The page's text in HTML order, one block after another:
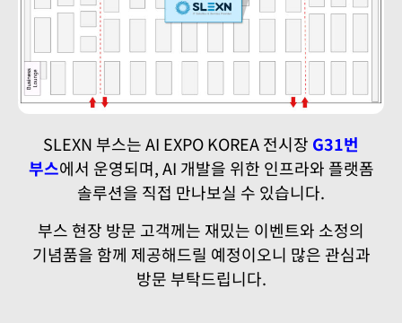
SLEXN 부스는 AI EXPO KOREA 전시장 G31번
부스에서 운영되며, AI 개발을 위한 인프라와 플랫폼
솔루션을 직접 만나보실 수 있습니다.
부스 현장 방문 고객께는 재밌는 이벤트와 소정의
기념품을 함께 제공해드릴 예정이오니 많은 관심과
방문 부탁드립니다.